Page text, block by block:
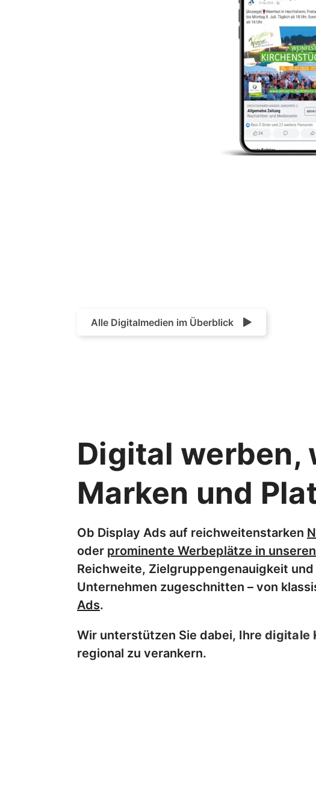
Alle Digitalmedien im Überblick
Digital werben,
Marken und
Ob Display Ads auf reichweitenstarken
oder prominente Werbeplätze in
Reichweite, Zielgruppengenauigkeit
Unternehmen zugeschnitten – von
Ads.
Wir unterstützen Sie dabei, Ihre digitale
regional zu verankern.